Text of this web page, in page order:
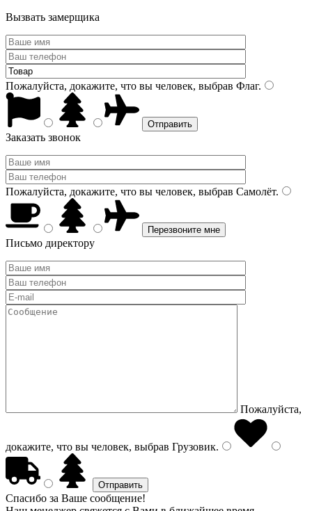
Вызвать замерщика
Пожалуйста, докажите, что вы человек, выбрав Флаг.
Заказать звонок
Пожалуйста, докажите, что вы человек, выбрав Самолёт.
Письмо директору
Пожалуйста,
докажите, что вы человек, выбрав Грузовик.
Спасибо за Ваше сообщение!